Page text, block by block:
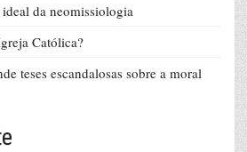
da neomissiologia
Católica?
teses escandalosas sobre a moral